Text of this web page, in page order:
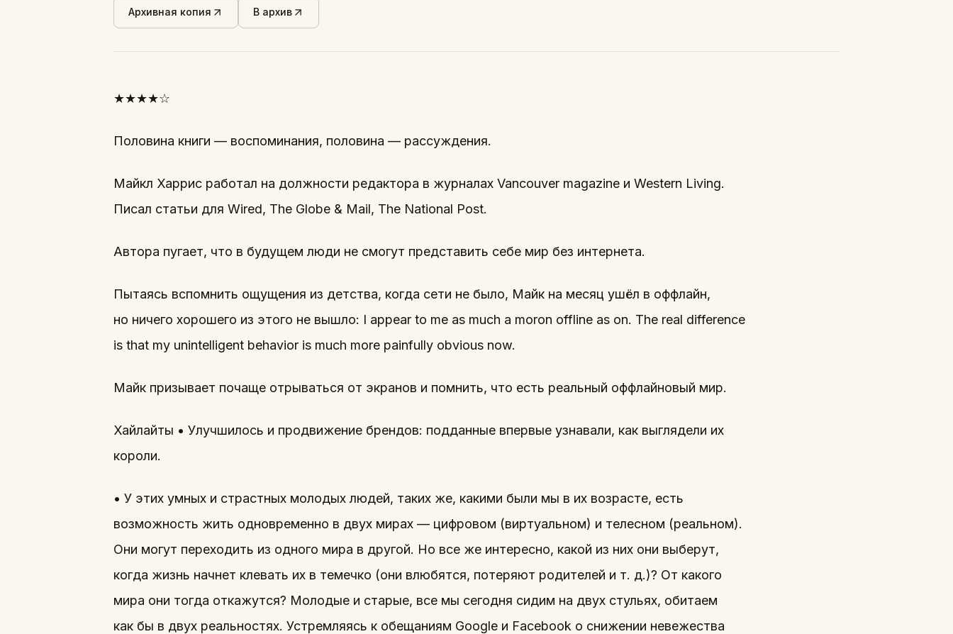
Архивная копия В архив
★★★★☆
Половина книги — воспоминания, половина — рассуждения.
Майкл Харрис работал на должности редактора в журналах Vancouver magazine и Western Living.
Писал статьи для Wired, The Globe & Mail, The National Post.
Автора пугает, что в будущем люди не смогут представить себе мир без интернета.
Пытаясь вспомнить ощущения из детства, когда сети не было, Майк на месяц ушёл в оффлайн,
но ничего хорошего из этого не вышло: I appear to me as much a moron offline as on. The real difference
is that my unintelligent behavior is much more painfully obvious now.
Майк призывает почаще отрываться от экранов и помнить, что есть реальный оффлайновый мир.
Хайлайты • Улучшилось и продвижение брендов: подданные впервые узнавали, как выглядели их
короли.
• У этих умных и страстных молодых людей, таких же, какими были мы в их возрасте, есть
возможность жить одновременно в двух мирах — цифровом (виртуальном) и телесном (реальном).
Они могут переходить из одного мира в другой. Но все же интересно, какой из них они выберут,
когда жизнь начнет клевать их в темечко (они влюбятся, потеряют родителей и т. д.)? От какого
мира они тогда откажутся? Молодые и старые, все мы сегодня сидим на двух стульях, обитаем
как бы в двух реальностях. Устремляясь к обещаниям Google и Facebook о снижении невежества